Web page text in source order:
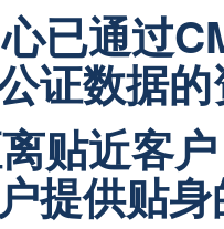
已通过
证数据
贴近客
提供贴